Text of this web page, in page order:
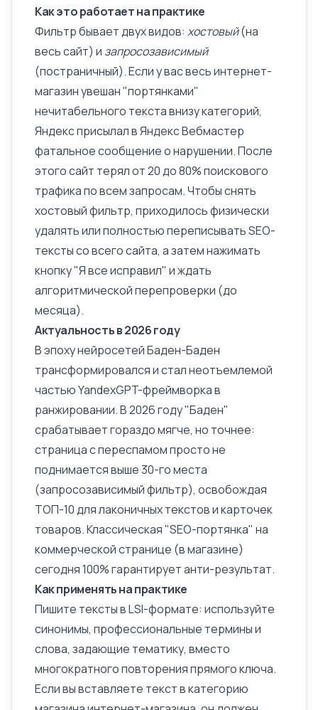
Как это работает на практике
Фильтр бывает двух видов: хостовый(на
весь сайт) и запросозависимый
(постраничный). Если у вас весьинтернет-
магазинувешан "портянками"
нечитабельного текста внизу категорий,
Яндекс присылал вЯндекс Вебмастер
фатальное сообщение о нарушении. После
этого сайт терял от 20 до 80% поискового
трафика по всем запросам. Чтобы снять
хостовый фильтр, приходилось физически
удалять или полностью переписывать SEO-
тексты со всего сайта, а затем нажимать
кнопку "Я все исправил" и ждать
алгоритмической перепроверки (до
месяца).
Актуальность в 2026 году
В эпоху нейросетей Баден-Баден
трансформировался и стал неотъемлемой
частью YandexGPT-фреймворка в
ранжировании. В 2026 году "Баден"
срабатывает гораздо мягче, но точнее:
страница с переспамом просто не
поднимается выше 30-го места
(запросозависимый фильтр), освобождая
ТОП-10 для лаконичных текстов и карточек
товаров. Классическая "SEO-портянка" на
коммерческой странице (в магазине)
сегодня 100% гарантирует анти-результат.
Как применять на практике
Пишите тексты в LSI-формате: используйте
синонимы, профессиональные термины и
слова, задающие тематику, вместо
многократного повторения прямого ключа.
Если вы вставляете текст в категорию